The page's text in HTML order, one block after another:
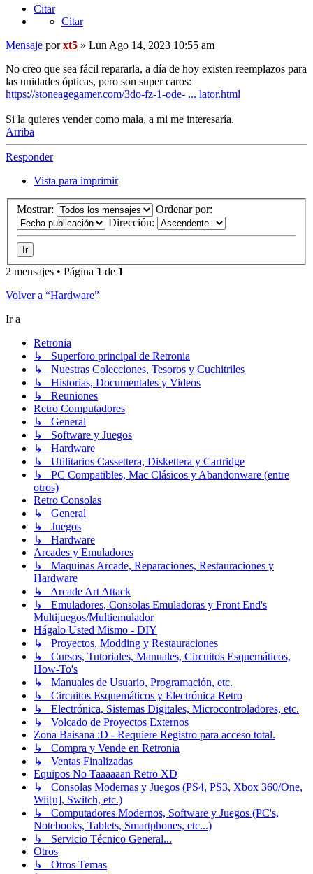
Citar
Citar
Mensaje porxt5 » Lun Ago 14, 2023 10:55 am
No creo que sea fácil repararla, a día de hoy existen reemplazos para
las unidades ópticas, pero son super caros:
https://stoneagegamer.com/3do-fz-1-ode- ... lator.html
Si la quieres vender como mala, a mi me interesaría.
Arriba
Responder
Vista para imprimir
Mostrar:
Ordenar por:
Dirección:
2 mensajes • Página 1 de 1
Volver a “Hardware”
Ir a
Retronia
↳ Superforo principal de Retronia
↳ Nuestras Colecciones, Tesoros y Cuchitriles
↳ Historias, Documentales y Videos
↳ Reuniones
Retro Computadores
↳ General
↳ Software y Juegos
↳ Hardware
↳ Utilitarios Cassettera, Diskettera y Cartridge
↳ PC Compatibles, Mac Clásicos y Abandonware (entre
otros)
Retro Consolas
↳ General
↳ Juegos
↳ Hardware
Arcades y Emuladores
↳ Maquinas Arcade, Reparaciones, Restauraciones y
Hardware
↳ Arcade Art Attack
↳ Emuladores, Consolas Emuladoras y Front End's
Multijuegos/Multiemulador
Hágalo Usted Mismo - DIY
↳ Proyectos, Modding y Restauraciones
↳ Cursos, Tutoriales, Manuales, Circuitos Esquemáticos,
How-To's
↳ Manuales de Usuario, Programación, etc.
↳ Circuitos Esquemáticos y Electrónica Retro
↳ Electrónica, Sistemas Digitales, Microcontroladores, etc.
↳ Volcado de Proyectos Externos
Zona Baisana :D - Requiere Registro para acceso total.
↳ Compra y Vende en Retronia
↳ Ventas Finalizadas
Equipos No Taaaaaan Retro XD
↳ Consolas Modernas y Juegos (PS4, PS3, Xbox 360/One,
Wii[u], Switch, etc.)
↳ Computadores Modernos, Software y Juegos (PC's,
Notebooks, Tablets, Smartphones, etc...)
↳ Servicio Técnico General...
Otros
↳ Otros Temas